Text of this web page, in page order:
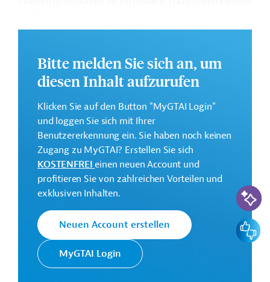
angeboten werden. Der Fokus liegt dabei auf Frauen
Die Durchführung des Projekts ist bis September 2026
geplant.
Weitere Informationen zu dem Entwicklungsprojekt
finden Sie auf derWebseite der ADA
GTAI informiert über die ADA: Schwerpunkte,
Regularien und praktische Hinweise zur
Geschäftsanbahnung.
Geberbeitrag:
Kontaktadressen
Bitte melden Sie sich an, um
diesen Inhalt aufzurufen
Klicken Sie auf den Button "MyGTAI Login"
und loggen Sie sich mit Ihrer
Benutzererkennung ein. Sie haben noch keinen
Zugang zu MyGTAI? Erstellen Sie sich
KOSTENFREIeinen neuen Account und
profitieren Sie von zahlreichen Vorteilen und
exklusiven Inhalten.
Neuen Account erstellen
MyGTAI Login
KI-